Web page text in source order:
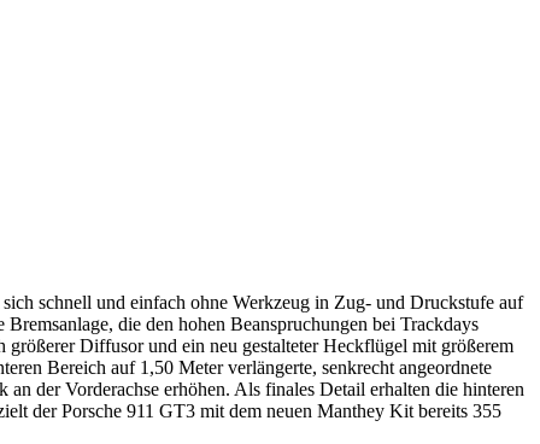
schnell und einfach ohne Werkzeug in Zug- und Druckstufe auf
die den hohen Beanspruchungen bei Trackdays
Diffusor und ein neu gestalteter Heckflügel mit größerem
Bereich auf 1,50 Meter verlängerte, senkrecht angeordnete
der Vorderachse erhöhen. Als finales Detail erhalten die hinteren
der Porsche 911 GT3 mit dem neuen Manthey Kit bereits 355